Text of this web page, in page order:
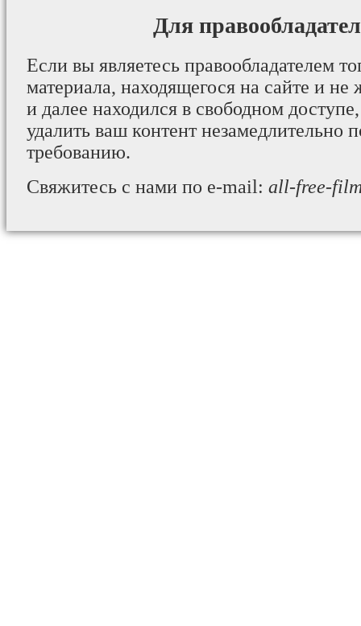
Для
Если вы являетесь правообладателем
материала, находящегося на сайте и не
и далее находился в свободном
удалить ваш контент незамедлительно
требованию.
Свяжитесь с нами по e-mail: all-free-